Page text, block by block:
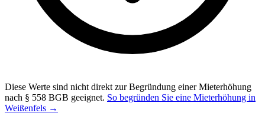
Diese Werte sind nicht direkt zur Begründung einer Mieterhöhung
nach § 558 BGB geeignet. So begründen Sie eine Mieterhöhung in
Weißenfels →